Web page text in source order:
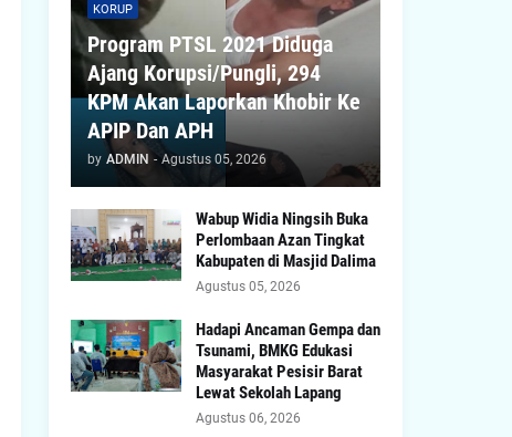
KORUP
Program PTSL 2021 Diduga
Ajang Korupsi/Pungli, 294
KPM Akan Laporkan Khobir Ke
APIP Dan APH
by ADMIN - Agustus 05, 2026
Wabup Widia Ningsih Buka
Perlombaan Azan Tingkat
Kabupaten di Masjid Dalima
Agustus 05, 2026
Hadapi Ancaman Gempa dan
Tsunami, BMKG Edukasi
Masyarakat Pesisir Barat
Lewat Sekolah Lapang
Agustus 06, 2026